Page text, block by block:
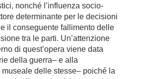
nonché l’influenza socio-
determinante per le decisioni
il conseguente fallimento delle
tra le parti. Un’attenzione
di quest’opera viene data
della guerra– e alla
delle stesse– poiché la